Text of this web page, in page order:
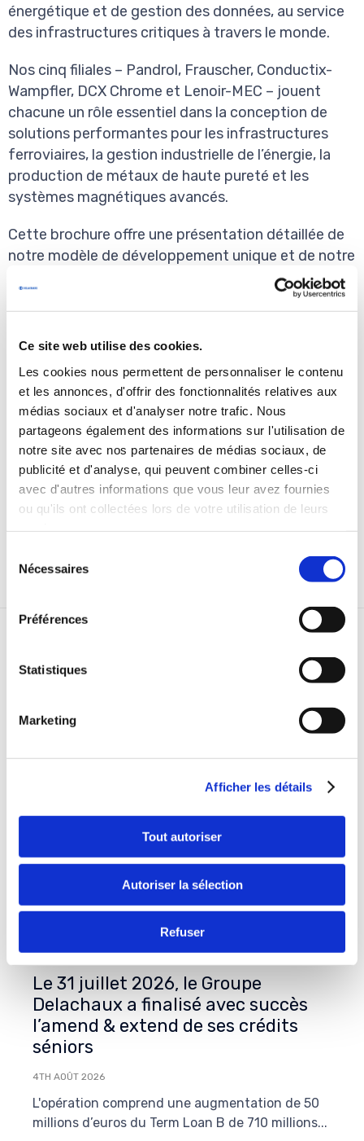
Ce site web utilise des cookies.
Les cookies nous permettent de personnaliser le contenu
et les annonces, d'offrir des fonctionnalités relatives aux
médias sociaux et d'analyser notre trafic. Nous
partageons également des informations sur l'utilisation de
notre site avec nos partenaires de médias sociaux, de
publicité et d'analyse, qui peuvent combiner celles-ci
avec d'autres informations que vous leur avez fournies
ou qu'ils ont collectées lors de votre utilisation de leurs
Nécessaires
Préférences
Statistiques
Marketing
Afficher les détails
Tout autoriser
Autoriser la sélection
Refuser
énergétique et de gestion des données, au service
des infrastructures critiques à travers le monde.
Nos cinq filiales – Pandrol, Frauscher, Conductix-
Wampfler, DCX Chrome et Lenoir-MEC – jouent
chacune un rôle essentiel dans la conception de
solutions performantes pour les infrastructures
ferroviaires, la gestion industrielle de l’énergie, la
production de métaux de haute pureté et les
systèmes magnétiques avancés.
Cette brochure offre une présentation détaillée de
notre modèle de développement unique et de notre
engagement pour un progrès durable. Elle met en
avant les caractéristiques communes qui unissent
120 ans d’histoire, nous continuons à placer la
cœur de notre mission auprès de nos clients,
partenaires et communautés.
Explorez notre vision de l’avenir et découvrez
comment nous contribuons à façonner les
industries de demain. La brochure complète est
disponible en anglais ici et en français ici.
Le 31 juillet 2026, le Groupe
Delachaux a finalisé avec succès
l’amend & extend de ses crédits
séniors
4TH AOÛT 2026
L'opération comprend une augmentation de 50
millions d’euros du Term Loan B de 710 millions...